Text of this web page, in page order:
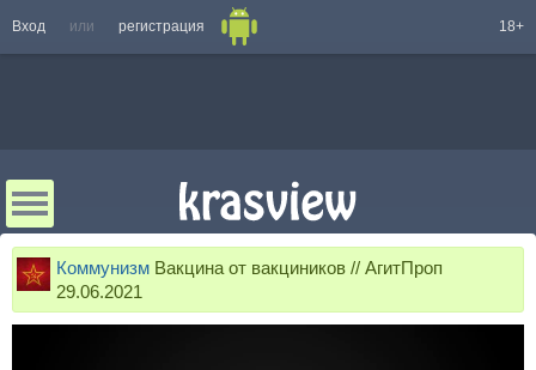
Вход или регистрация 18+
Коммунизм Вакцина от вакциников // АгитПроп
29.06.2021